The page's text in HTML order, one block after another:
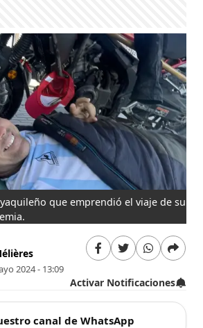
que emprendió el viaje de su
2024 - 13:09
Activar Notificaciones
canal de WhatsApp